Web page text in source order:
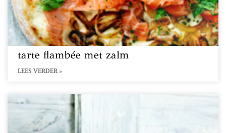
tarte flambée met zalm
LEES VERDER »